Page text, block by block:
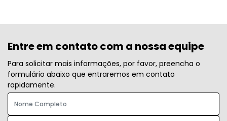
Entre em contato com a nossa equipe
Para solicitar mais informações, por favor, preencha o
formulário abaixo que entraremos em contato
rapidamente.